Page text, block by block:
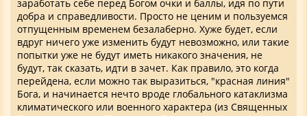
заработать себе перед Богом очки и баллы, идя по пути
добра и справедливости. Просто не ценим и пользуемся
отпущенным временем безалаберно. Хуже будет, если
вдруг ничего уже изменить будут невозможно, или такие
попытки уже не будут иметь никакого значения, не
будут, так сказать, идти в зачет. Как правило, это когда
перейдена, если можно так выразиться, "красная линия"
Бога, и начинается нечто вроде глобального катаклизма
климатического или военного характера (из Священных